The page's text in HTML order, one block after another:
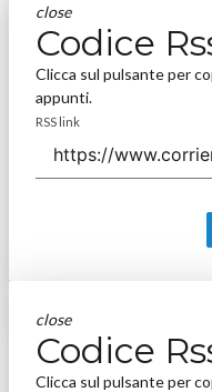
close
Codice
Clicca sul pulsante per
appunti.
RSS link
close
Codice
Clicca sul pulsante per